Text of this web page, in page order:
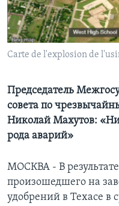
Learning English
СОЦИАЛЬНЫЕ СЕТИ
Языки
Carte de l'explosion de
Председатель
совета по
Николай Махутов:
рода аварий»
МОСКВА - В
произошедшего на
удобрений в Техасе в